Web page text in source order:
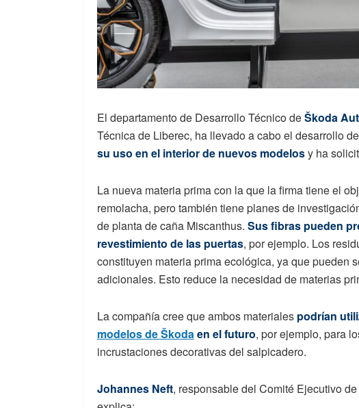
El departamento de Desarrollo Técnico deŠkoda
Técnica de Liberec, ha llevado a cabo el desarrollo
su uso en el interior de nuevos modelosy ha
La nueva materia prima con la que la firma tiene el
remolacha, pero también tiene planes de
de planta de caña Miscanthus. Sus fibras pueden
revestimiento de las puertas, por ejemplo. Los
constituyen materia prima ecológica, ya que pueden
adicionales. Esto reduce la necesidad de materias
La compañía cree que ambos materiales podrían
modelos de Škodaen el futuro, por ejemplo, para
incrustaciones decorativas del salpicadero.
Johannes Neft, responsable del Comité Ejecutivo